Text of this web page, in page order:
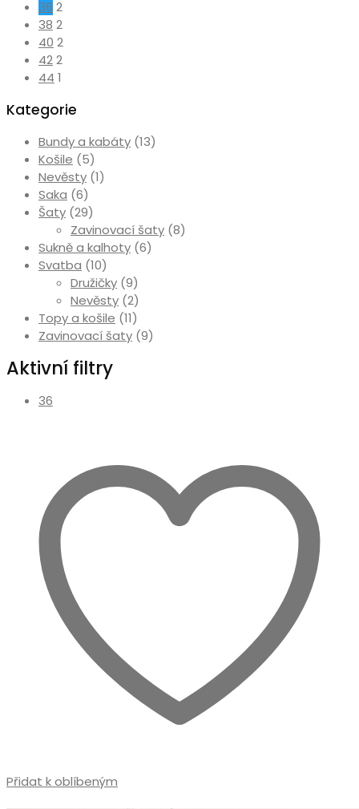
36 2
38 2
40 2
422
44 1
Kategorie
Bundy a kabáty (13)
Košile (5)
Nevěsty (1)
Saka (6)
Šaty (29)
Zavinovací šaty (8)
Sukně a kalhoty (6)
Svatba (10)
Družičky (9)
Nevěsty (2)
Topy a košile (11)
Zavinovací šaty (9)
Aktivní filtry
36
Přidat k oblíbeným